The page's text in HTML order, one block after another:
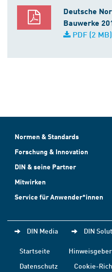
Deutsche
Bauwerke
PDF (2 MB)
Normen & Standards
Forschung & Innovation
DIN & seine Partner
Mitwirken
Service für Anwender*innen
DIN Media DIN
Startseite
Datenschutz
Cookie-